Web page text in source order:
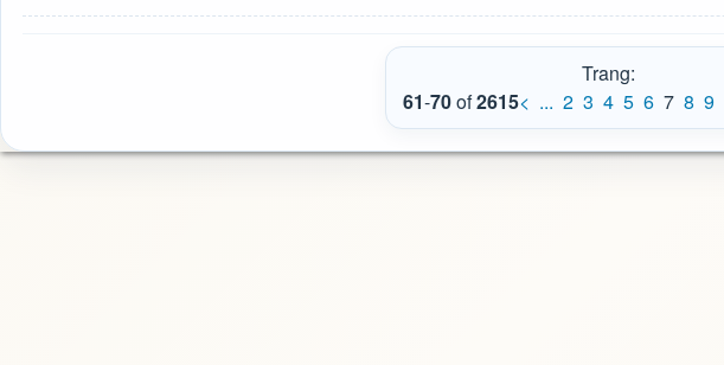
Trang:
61-70of2615< ... 2 3 4 5 6 7 8 9